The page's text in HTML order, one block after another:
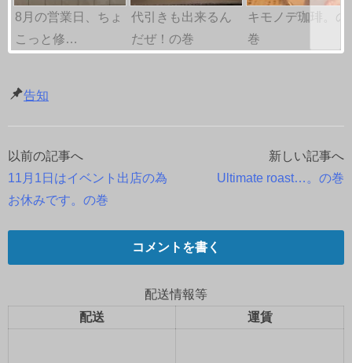
8月の営業日、ちょ
こっと修…
代引きも出来るん
だぜ！の巻
キモノデ珈琲。の
巻
告知
投
稿
ナ
ビ
ー
以前の記事へ
11月1日はイベント出店の為
お休みです。の巻
新しい記事へ
Ultimate roast…。の巻
コメントを書く
配送情報等
配送
運賃